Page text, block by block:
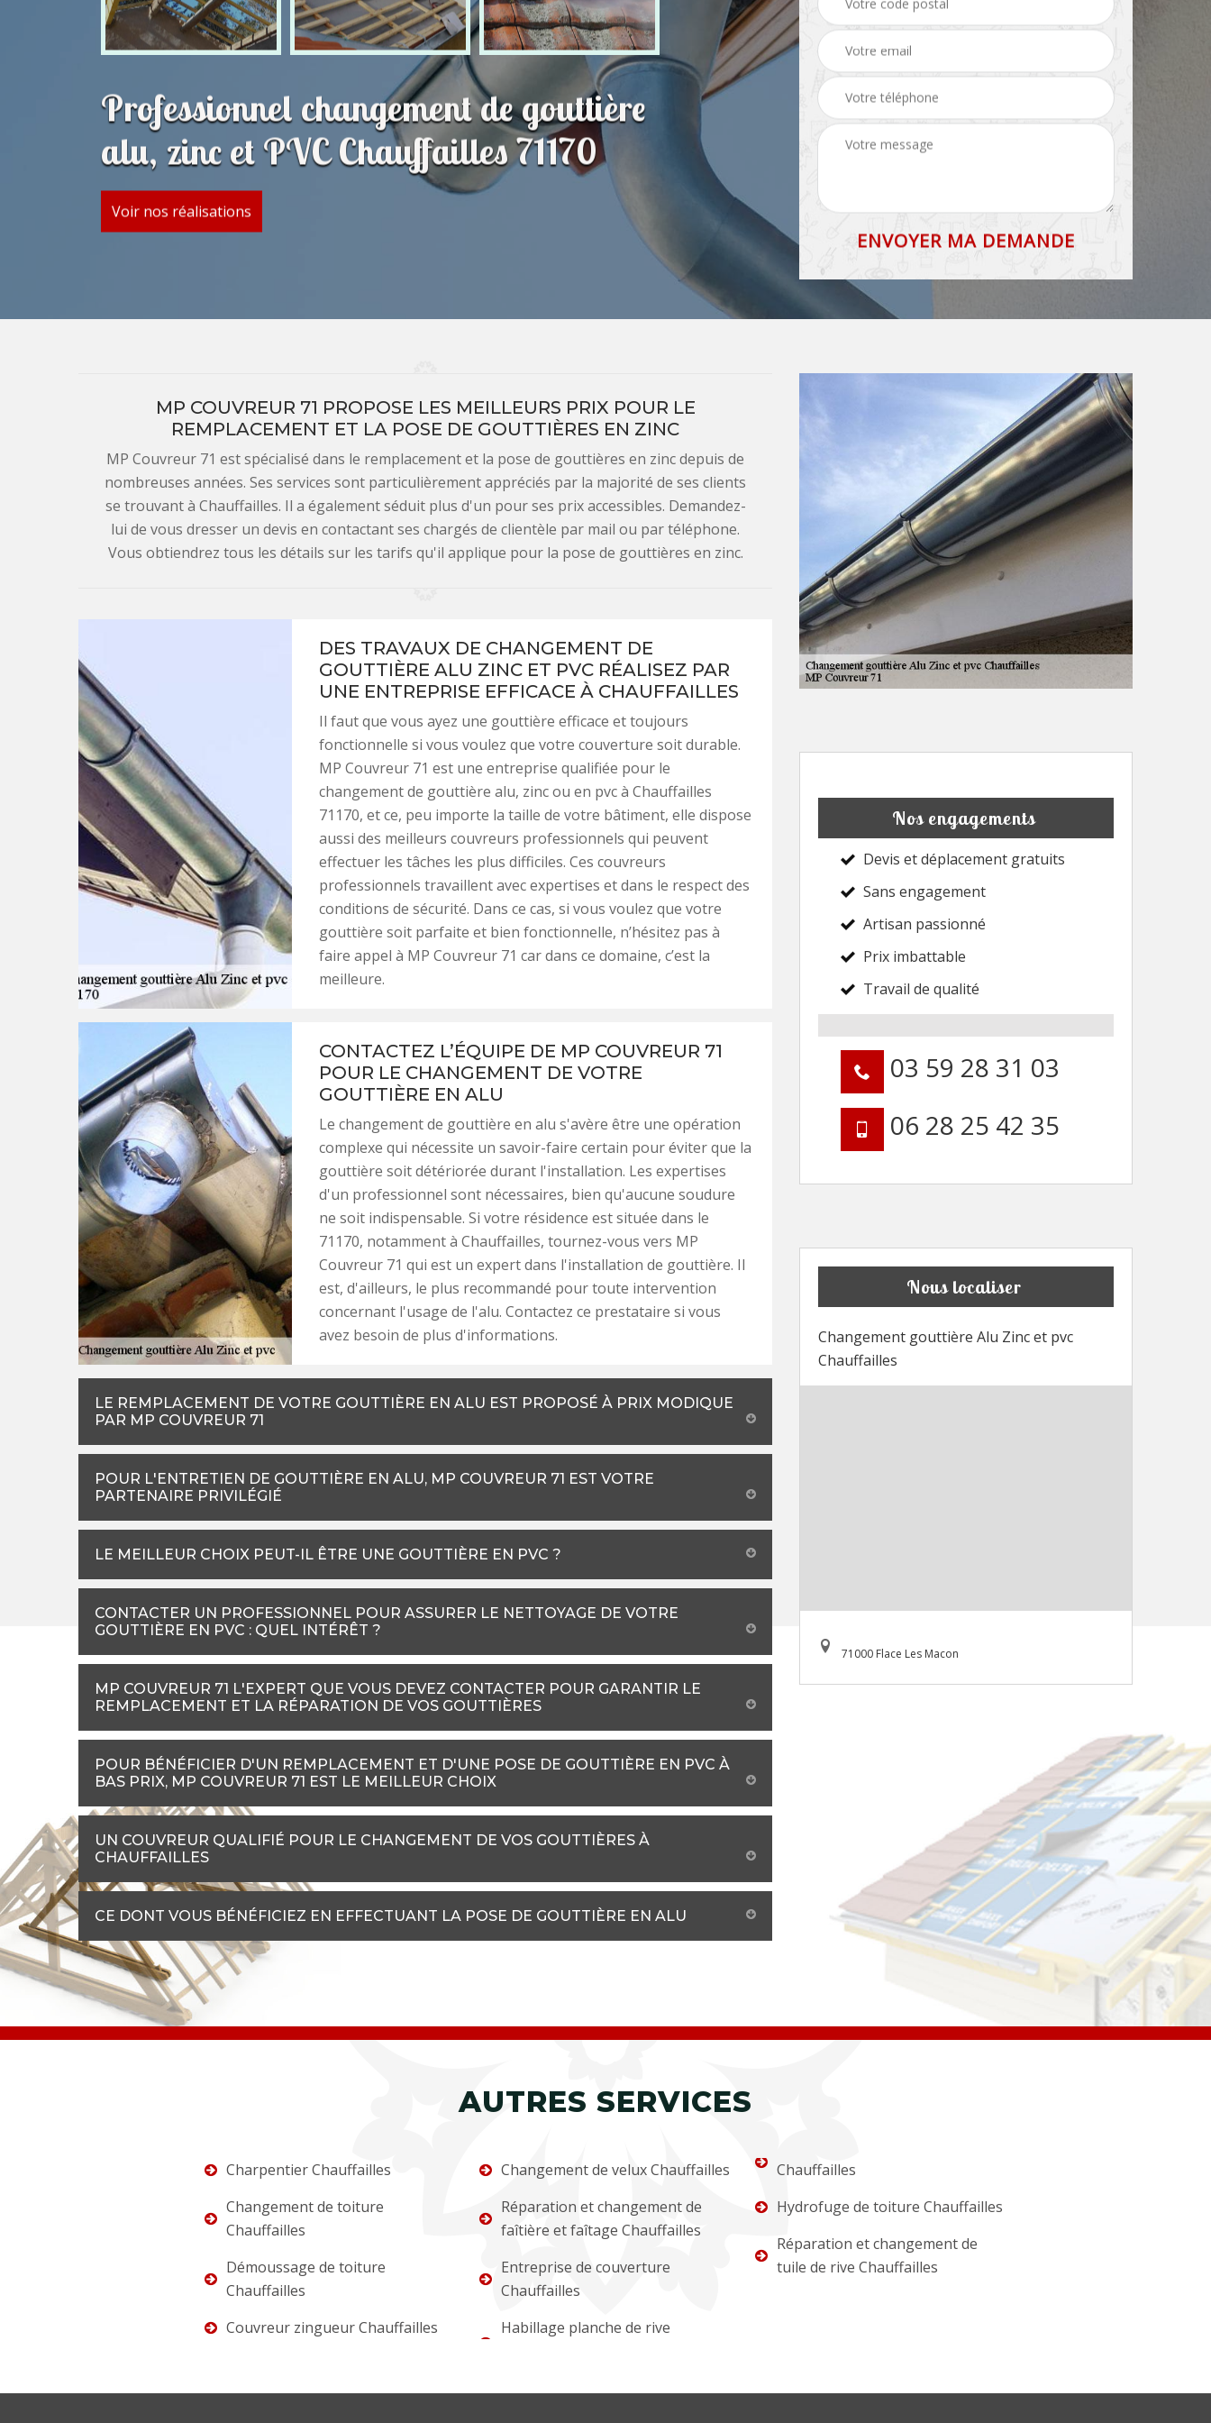
Professionnel changement de gouttière
alu, zinc et PVC Chauffailles 71170
Voir nos réalisations
MP COUVREUR 71 PROPOSE LES MEILLEURS PRIX POUR LE
REMPLACEMENT ET LA POSE DE GOUTTIÈRES EN ZINC
MP Couvreur 71 est spécialisé dans le remplacement et la pose de gouttières en zinc depuis de
nombreuses années. Ses services sont particulièrement appréciés par la majorité de ses clients
se trouvant à Chauffailles. Il a également séduit plus d'un pour ses prix accessibles. Demandez-
lui de vous dresser un devis en contactant ses chargés de clientèle par mail ou par téléphone.
Vous obtiendrez tous les détails sur les tarifs qu'il applique pour la pose de gouttières en zinc.
DES TRAVAUX DE CHANGEMENT DE
GOUTTIÈRE ALU ZINC ET PVC RÉALISEZ PAR
UNE ENTREPRISE EFFICACE À CHAUFFAILLES
Il faut que vous ayez une gouttière efficace et toujours
fonctionnelle si vous voulez que votre couverture soit durable.
MP Couvreur 71 est une entreprise qualifiée pour le
changement de gouttière alu, zinc ou en pvc à Chauffailles
71170, et ce, peu importe la taille de votre bâtiment, elle dispose
aussi des meilleurs couvreurs professionnels qui peuvent
effectuer les tâches les plus difficiles. Ces couvreurs
professionnels travaillent avec expertises et dans le respect des
conditions de sécurité. Dans ce cas, si vous voulez que votre
gouttière soit parfaite et bien fonctionnelle, n’hésitez pas à
faire appel à MP Couvreur 71 car dans ce domaine, c’est la
meilleure.
CONTACTEZ L’ÉQUIPE DE MP COUVREUR 71
POUR LE CHANGEMENT DE VOTRE
GOUTTIÈRE EN ALU
Le changement de gouttière en alu s'avère être une opération
complexe qui nécessite un savoir-faire certain pour éviter que la
gouttière soit détériorée durant l'installation. Les expertises
d'un professionnel sont nécessaires, bien qu'aucune soudure
ne soit indispensable. Si votre résidence est située dans le
71170, notamment à Chauffailles, tournez-vous vers MP
Couvreur 71 qui est un expert dans l'installation de gouttière. Il
est, d'ailleurs, le plus recommandé pour toute intervention
concernant l'usage de l'alu. Contactez ce prestataire si vous
avez besoin de plus d'informations.
LE REMPLACEMENT DE VOTRE GOUTTIÈRE EN ALU EST PROPOSÉ À PRIX MODIQUE
PAR MP COUVREUR 71
POUR L'ENTRETIEN DE GOUTTIÈRE EN ALU, MP COUVREUR 71 EST VOTRE
PARTENAIRE PRIVILÉGIÉ
LE MEILLEUR CHOIX PEUT-IL ÊTRE UNE GOUTTIÈRE EN PVC ?
CONTACTER UN PROFESSIONNEL POUR ASSURER LE NETTOYAGE DE VOTRE
GOUTTIÈRE EN PVC : QUEL INTÉRÊT ?
MP COUVREUR 71 L'EXPERT QUE VOUS DEVEZ CONTACTER POUR GARANTIR LE
REMPLACEMENT ET LA RÉPARATION DE VOS GOUTTIÈRES
POUR BÉNÉFICIER D'UN REMPLACEMENT ET D'UNE POSE DE GOUTTIÈRE EN PVC À
BAS PRIX, MP COUVREUR 71 EST LE MEILLEUR CHOIX
UN COUVREUR QUALIFIÉ POUR LE CHANGEMENT DE VOS GOUTTIÈRES À
CHAUFFAILLES
CE DONT VOUS BÉNÉFICIEZ EN EFFECTUANT LA POSE DE GOUTTIÈRE EN ALU
Nos engagements
Devis et déplacement gratuits
Sans engagement
Artisan passionné
Prix imbattable
Travail de qualité
03 59 28 31 03
06 28 25 42 35
Nous localiser
Changement gouttière Alu Zinc et pvc
Chauffailles
71000 Flace Les Macon
AUTRES SERVICES
Charpentier Chauffailles
Changement de toiture
Chauffailles
Démoussage de toiture
Chauffailles
Couvreur zingueur Chauffailles
Changement de velux Chauffailles
Réparation et changement de
faîtière et faîtage Chauffailles
Entreprise de couverture
Chauffailles
Habillage planche de rive
Chauffailles
Hydrofuge de toiture Chauffailles
Réparation et changement de
tuile de rive Chauffailles